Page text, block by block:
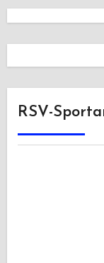
RSV-